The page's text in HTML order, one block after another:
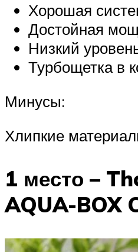
Хорошая
Достойная
Низкий
Турбощетка в
Минусы:
Хлипкие
1 место –
AQUA-BOX